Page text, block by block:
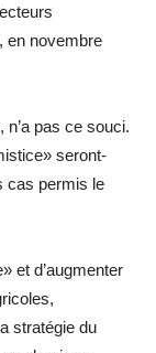
en novembre
pas ce souci.
seront-
cas permis le
et d’augmenter
stratégie du